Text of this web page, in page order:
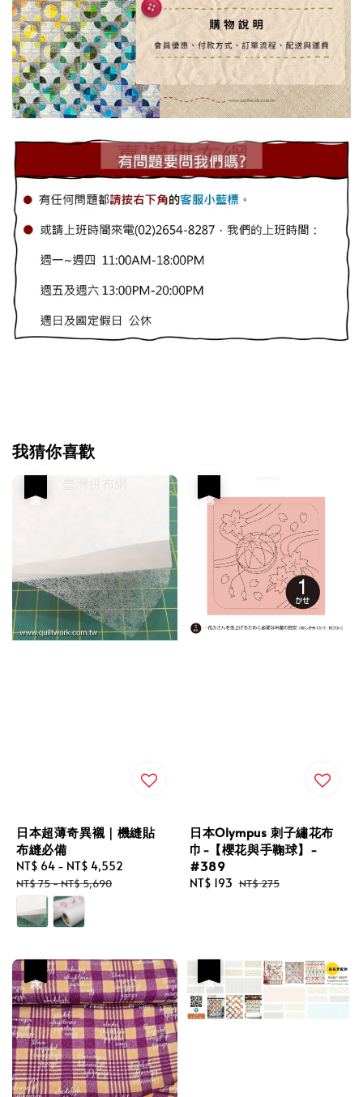
我猜你喜歡
日本超薄奇異襯｜機縫貼
布縫必備
Sale
price
NT$ 64 - NT$ 4,552
NT$ 75-NT$ 5,690
日本Olympus 刺子繡花布
巾-【櫻花與手鞠球】-
#389
Sale
NT$ 193 Regular
NT$ 275